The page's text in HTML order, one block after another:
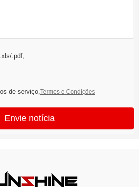
.pdf,
de serviço, Termos e Condições
Envie notícia